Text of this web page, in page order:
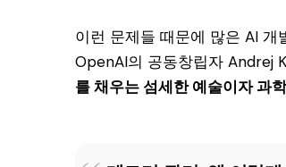
이런 문제들 때문에 많은 AI 개
OpenAI의 공동창립자 Andrej
를 채우는 섬세한 예술이자 과